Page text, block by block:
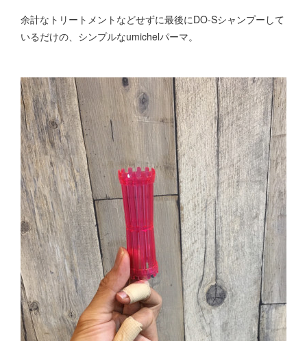
余計なトリートメントなどせずに最後にDO-Sシャンプーして
いるだけの、シンプルなumichelパーマ。